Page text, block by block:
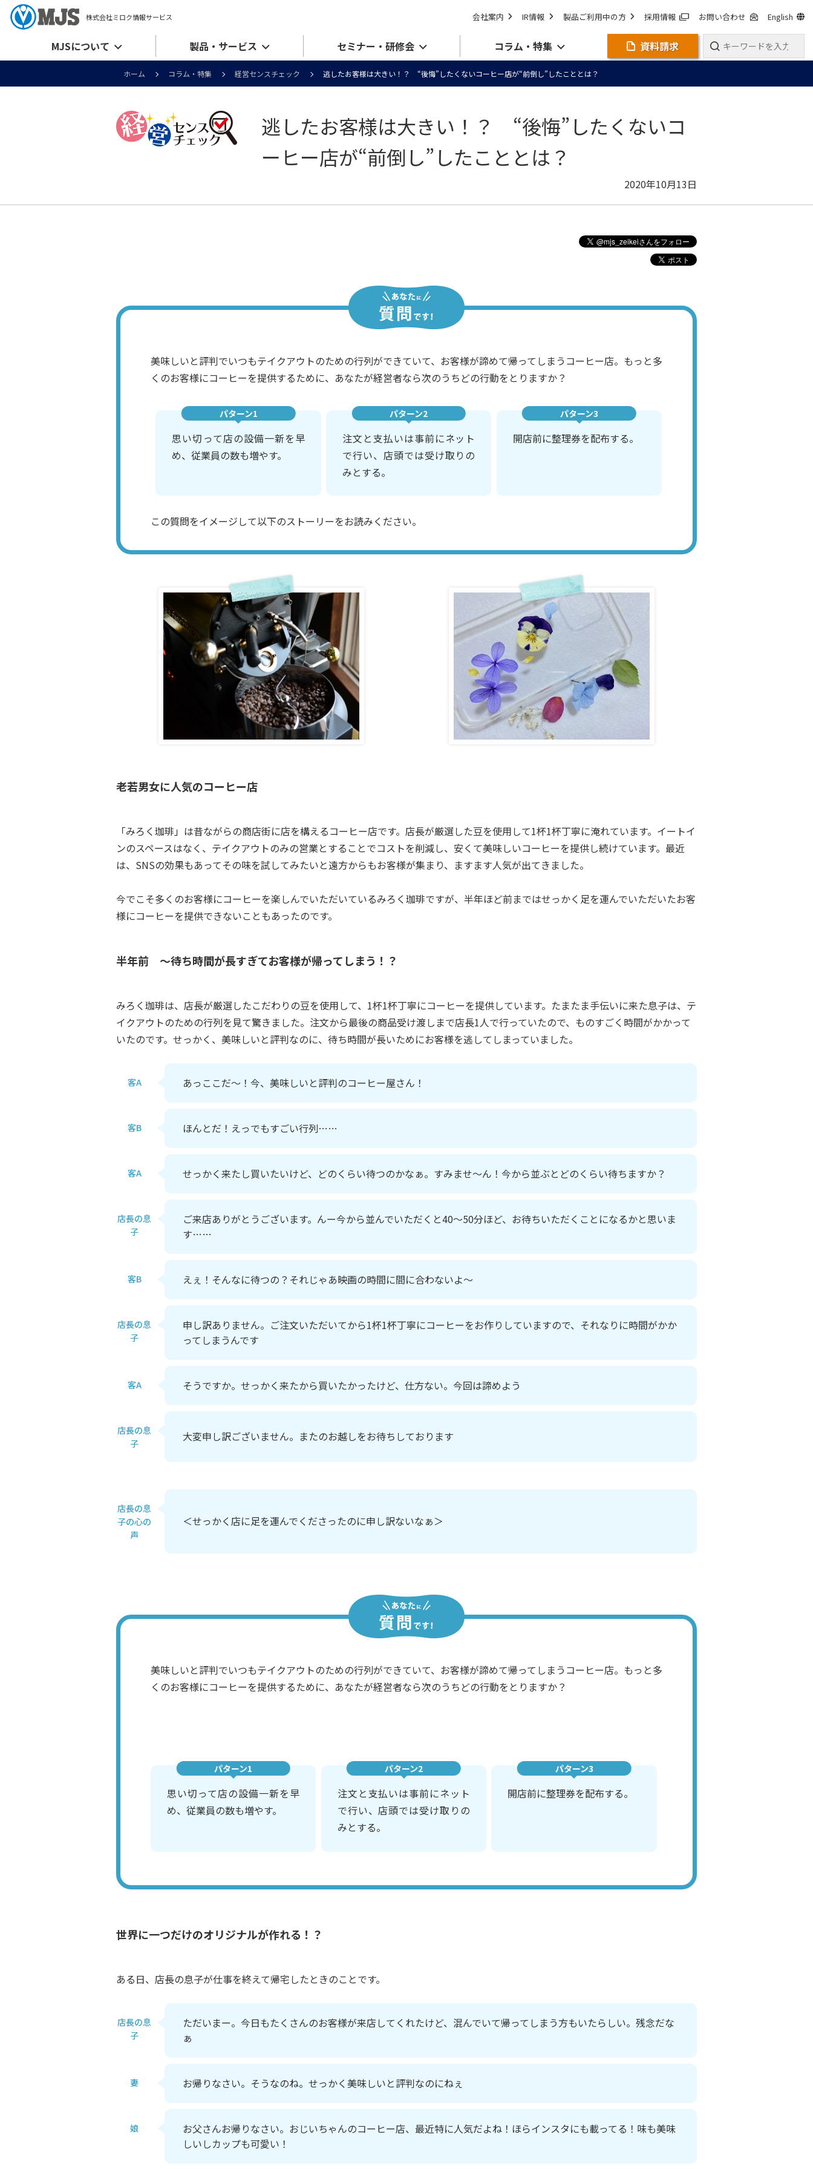
株式会社ミロク情報サービス 会社案内 IR情報 製品ご利用中の方 採用情報 お問い合わせ English
MJSについて 製品・サービス セミナー・研修会 コラム・特集 資料請求
ホーム コラム・特集 経営センスチェック 逃したお客様は大きい！？ “後悔”したくないコーヒー店が“前倒し”したこととは？
逃したお客様は大きい！？ “後悔”したくないコ
ーヒー店が“前倒し”したこととは？
2020年10月13日
美味しいと評判でいつもテイクアウトのための行列ができていて、お客様が諦めて帰ってしまうコーヒー店。もっと多
くのお客様にコーヒーを提供するために、あなたが経営者なら次のうちどの行動をとりますか？
パターン1
思い切って店の設備一新を早
め、従業員の数も増やす。
パターン2
注文と支払いは事前にネット
で行い、店頭では受け取りの
みとする。
パターン3
開店前に整理券を配布する。
この質問をイメージして以下のストーリーをお読みください。
老若男女に人気のコーヒー店
「みろく珈琲」は昔ながらの商店街に店を構えるコーヒー店です。店長が厳選した豆を使用して1杯1杯丁寧に淹れています。イートイ
ンのスペースはなく、テイクアウトのみの営業とすることでコストを削減し、安くて美味しいコーヒーを提供し続けています。最近
は、SNSの効果もあってその味を試してみたいと遠方からもお客様が集まり、ますます人気が出てきました。
今でこそ多くのお客様にコーヒーを楽しんでいただいているみろく珈琲ですが、半年ほど前まではせっかく足を運んでいただいたお客
様にコーヒーを提供できないこともあったのです。
半年前 ～待ち時間が長すぎてお客様が帰ってしまう！？
みろく珈琲は、店長が厳選したこだわりの豆を使用して、1杯1杯丁寧にコーヒーを提供しています。たまたま手伝いに来た息子は、テ
イクアウトのための行列を見て驚きました。注文から最後の商品受け渡しまで店長1人で行っていたので、ものすごく時間がかかって
いたのです。せっかく、美味しいと評判なのに、待ち時間が長いためにお客様を逃してしまっていました。
客A あっここだ～！今、美味しいと評判のコーヒー屋さん！
客B ほんとだ！えっでもすごい行列……
客A せっかく来たし買いたいけど、どのくらい待つのかなぁ。すみませ～ん！今から並ぶとどのくらい待ちますか？
店長の息
子
ご来店ありがとうございます。んー今から並んでいただくと40～50分ほど、お待ちいただくことになるかと思いま
す……
客B えぇ！そんなに待つの？それじゃあ映画の時間に間に合わないよ～
店長の息
子
申し訳ありません。ご注文いただいてから1杯1杯丁寧にコーヒーをお作りしていますので、それなりに時間がかか
ってしまうんです
客A そうですか。せっかく来たから買いたかったけど、仕方ない。今回は諦めよう
店長の息
子
大変申し訳ございません。またのお越しをお待ちしております
店長の息
子の心の
声
＜せっかく店に足を運んでくださったのに申し訳ないなぁ＞
美味しいと評判でいつもテイクアウトのための行列ができていて、お客様が諦めて帰ってしまうコーヒー店。もっと多
くのお客様にコーヒーを提供するために、あなたが経営者なら次のうちどの行動をとりますか？
パターン1
思い切って店の設備一新を早
め、従業員の数も増やす。
パターン2
注文と支払いは事前にネット
で行い、店頭では受け取りの
みとする。
パターン3
開店前に整理券を配布する。
世界に一つだけのオリジナルが作れる！？
ある日、店長の息子が仕事を終えて帰宅したときのことです。
店長の息
子
ただいまー。今日もたくさんのお客様が来店してくれたけど、混んでいて帰ってしまう方もいたらしい。残念だな
ぁ
妻 お帰りなさい。そうなのね。せっかく美味しいと評判なのにねぇ
娘
お父さんお帰りなさい。おじいちゃんのコーヒー店、最近特に人気だよね！ほらインスタにも載ってる！味も美味
しいしカップも可愛い！